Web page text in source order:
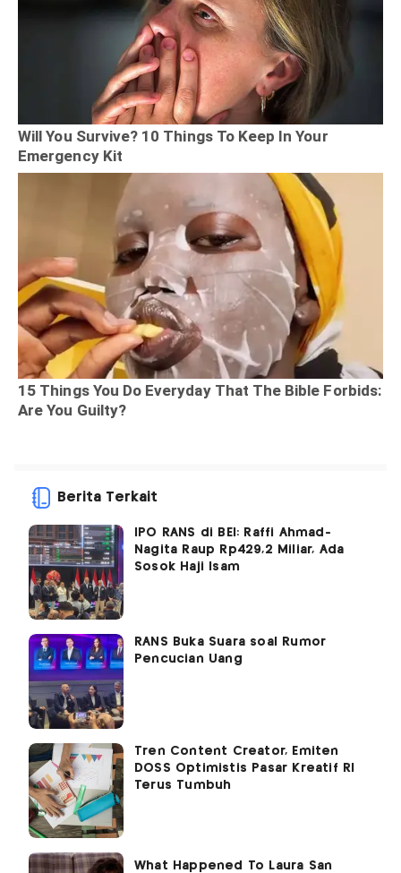
Berita Terkait
IPO RANS di BEI: Raffi Ahmad-
Nagita Raup Rp429,2 Miliar, Ada
Sosok Haji Isam
RANS Buka Suara soal Rumor
Pencucian Uang
Tren Content Creator, Emiten
DOSS Optimistis Pasar Kreatif RI
Terus Tumbuh